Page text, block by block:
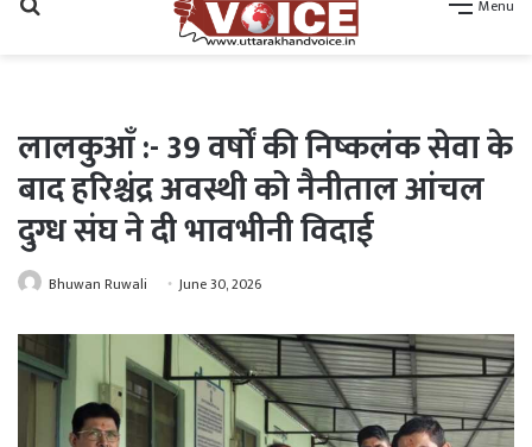
Menu
लालकुआँ :- 39 वर्षों की निष्कलंक सेवा के
बाद हरिश्चंद्र अवस्थी को नैनीताल आंचल
दुग्ध संघ ने दी भावभीनी विदाई
Bhuwan Ruwali June 30, 2026